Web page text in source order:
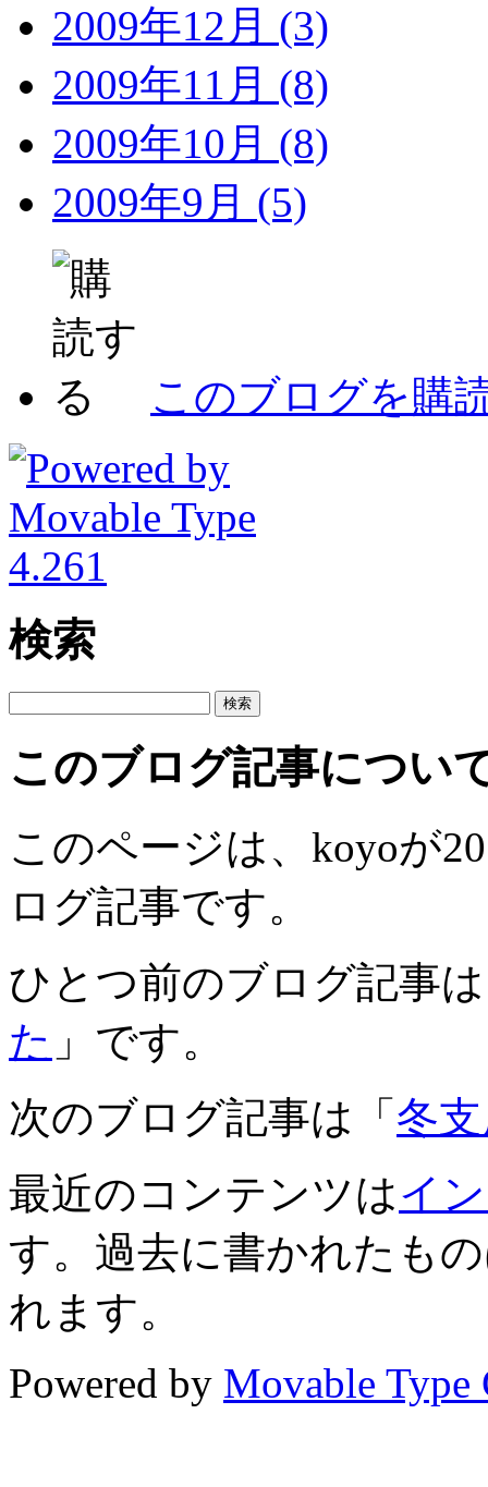
2009年12月 (3)
2009年11月 (8)
2009年10月 (8)
2009年9月 (5)
このブログを購
検索
このブログ記事につい
このページは、koyoが
ログ記事です。
ひとつ前のブログ記事
た 」です。
次のブログ記事は「 冬
最近のコンテンツはイ
す。過去に書かれたも
れます。
Powered by Movable Type